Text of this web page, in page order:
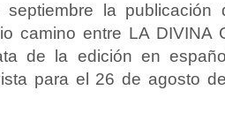
la publicación
camino entre LA DIVINA
de la edición en
para el 26 de agosto